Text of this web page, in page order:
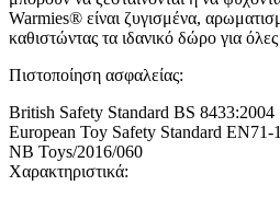
Warmies® είναι ζυγισμένα,
καθιστώντας τα ιδανικό δώρο για όλες
Πιστοποίηση ασφαλείας:
British Safety Standard BS 8433:2004
European Toy Safety Standard EN71-
NB Toys/2016/060
Χαρακτηριστικά: